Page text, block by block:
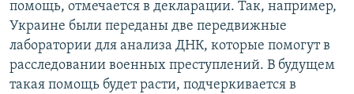
помощь, отмечается в декларации. Так, например,
Украине были переданы две передвижные
лаборатории для анализа ДНК, которые помогут в
расследовании военных преступлений. В будущем
такая помощь будет расти, подчеркивается в